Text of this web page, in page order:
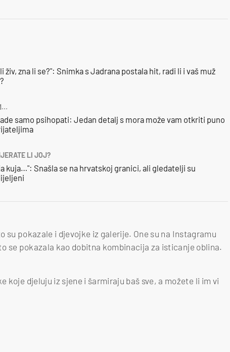
živ, zna li se?": Snimka s Jadrana postala hit, radi li i vaš muž
samo psihopati: Jedan detalj s mora može vam otkriti puno
LI JOJ?
kuja…": Snašla se na hrvatskoj granici, ali gledatelji su
su pokazale i djevojke iz galerije. One su na Instagramu
se pokazala kao dobitna kombinacija za isticanje oblina.
koje djeluju iz sjene i šarmiraju baš sve, a možete li im vi